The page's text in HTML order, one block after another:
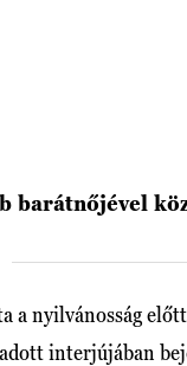
barátnőjével
a nyilvánosság
interjújában